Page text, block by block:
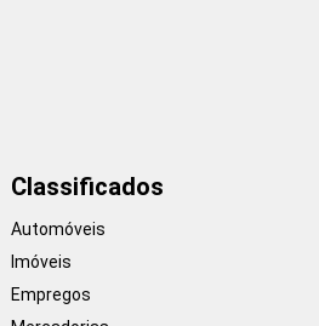
Classificados
Automóveis
Imóveis
Empregos